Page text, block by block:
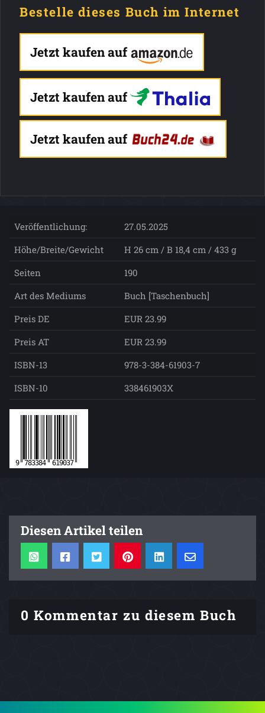
Bestelle dieses Buch im Internet
Jetzt kaufen auf
Jetzt kaufen auf
Jetzt kaufen auf
Veröffentlichung:
27.05.2025
Höhe/Breite/Gewicht
H 26 cm / B 18,4 cm / 433 g
Seiten
190
Art des Mediums
Buch [Taschenbuch]
Preis DE
EUR 23.99
Preis AT
EUR 23.99
ISBN-13
978-3-384-61903-7
ISBN-10
338461903X
Diesen Artikel teilen
0 Kommentar zu diesem Buch